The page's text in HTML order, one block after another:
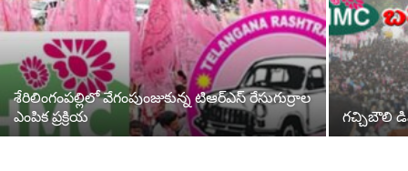
శేరిలింగంపల్లిలో వేగంపుంజుకున్న టిఆర్ఎస్ రేసుగుర్రాల
ఎంపిక ప్రక్రియ
గచ్చిబౌలి